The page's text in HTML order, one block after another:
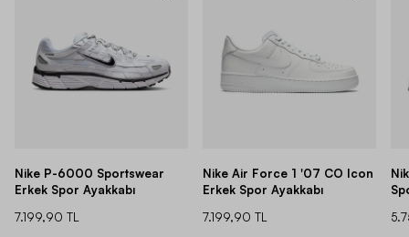
Nike P-6000 Sportswear
Erkek Spor Ayakkabı
7.199,90 TL
Nike Air Force 1 '07 CO Icon
Erkek Spor Ayakkabı
7.199,90 TL